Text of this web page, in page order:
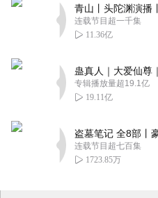
连载节目超一千集
11.36亿
专辑播放量超19.1亿
19.11亿
连载节目超七百集
1723.85万